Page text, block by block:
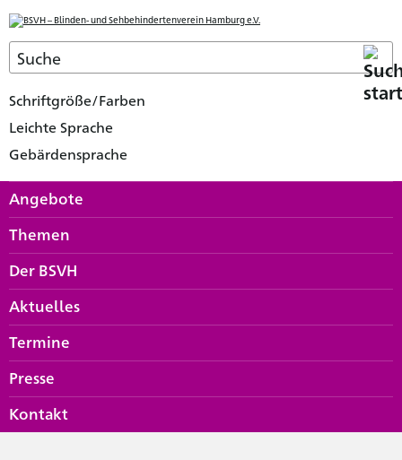
Schriftgröße/Farben
Leichte Sprache
Gebärdensprache
Angebote
Themen
Der BSVH
Aktuelles
Termine
Presse
Kontakt